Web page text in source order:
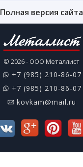
Полная версия сайта
Металлист
© 2026 - ООО Металлист
+7 (985) 210-86-07
+7 (985) 210-86-07
kovkam@mail.ru